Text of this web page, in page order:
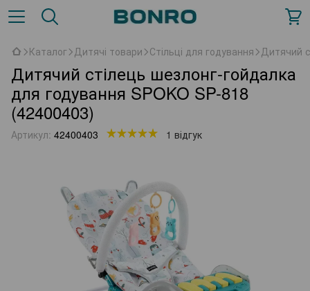
Каталог Дитячі товари Стільці для годування Дитячий
Дитячий стілець шезлонг-гойдалка
для годування SPOKO SP-818
(42400403)
Артикул: 42400403 1 відгук